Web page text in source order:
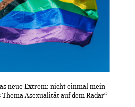
neue Extrem: nicht einmal mein
Asexualität auf dem Radar“